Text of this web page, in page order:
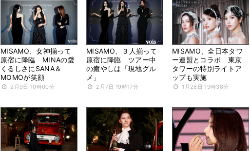
MISAMO、女神揃って
原宿に降臨 MINAの愛
くるしさにSANA＆
MOMOが笑顔
2月9日 10時00分
MISAMO、３人揃って
原宿に降臨 ツアー中
の癒やしは「現地グル
メ」
2月7日 19時17分
MISAMO、全日本タワ
ー連盟とコラボ 東京
タワーの特別ライトア
ップも実施
1月28日 19時38分